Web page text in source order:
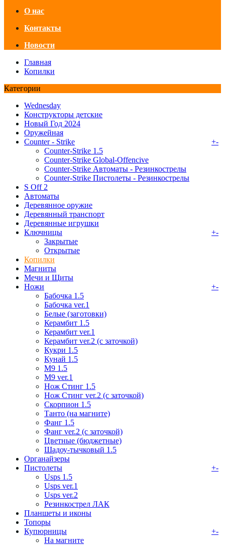
О нас
Контакты
Новости
Главная
Копилки
Категории
Wednesday
Конструкторы детские
Новый Год 2024
Оружейная
Counter - Strike
+-
Counter-Strike 1.5
Counter-Strike Global-Offencive
Counter-Strike Автоматы - Резинкострелы
Counter-Strike Пистолеты - Резинкострелы
S Off 2
Автоматы
Деревянное оружие
Деревянный транспорт
Деревянные игрушки
Ключницы
+-
Закрытые
Открытые
Копилки
Магниты
Мечи и Щиты
Ножи
+-
Бабочка 1.5
Бабочка ver.1
Белые (заготовки)
Керамбит 1.5
Керамбит ver.1
Керамбит ver.2 (с заточкой)
Кукри 1.5
Кунай 1.5
М9 1.5
М9 ver.1
Нож Стинг 1.5
Нож Стинг ver.2 (с заточкой)
Скорпион 1.5
Танто (на магните)
Фанг 1.5
Фанг ver.2 (с заточкой)
Цветные (бюджетные)
Шадоу-тычковый 1.5
Органайзеры
Пистолеты
+-
Usps 1.5
Usps ver.1
Usps ver.2
Резинкострел ЛАК
Планшеты и иконы
Топоры
Купюрницы
+-
На магните